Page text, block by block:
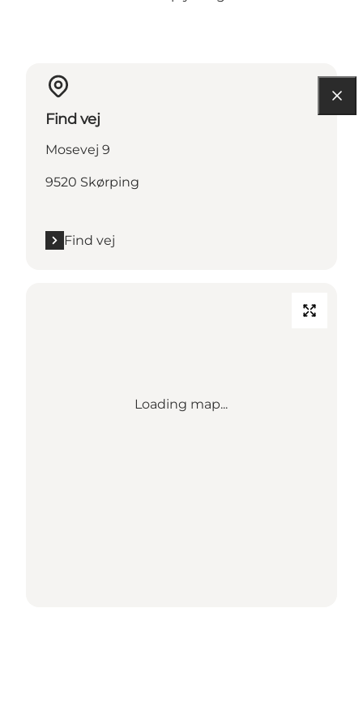
Find vej
Mosevej 9
9520 Skørping
Find vej
Loading map...